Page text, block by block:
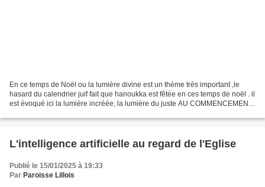
En ce temps de Noël ou la lumière divine est un thème très important ,le
hasard du calendrier juif fait que hanoukka est fêtée en ces temps de noël . il
est évoqué ici la lumière incréée, la lumière du juste AU COMMENCEMENT
L'intelligence artificielle au regard de l'Eglise
Publié le 15/01/2025 à 19:33
Par Paroisse Lillois